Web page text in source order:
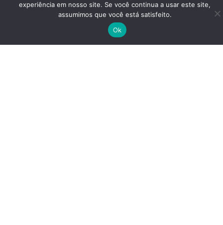
experiência em nosso site. Se você continua a usar este site,
assumimos que você está satisfeito.
Ok